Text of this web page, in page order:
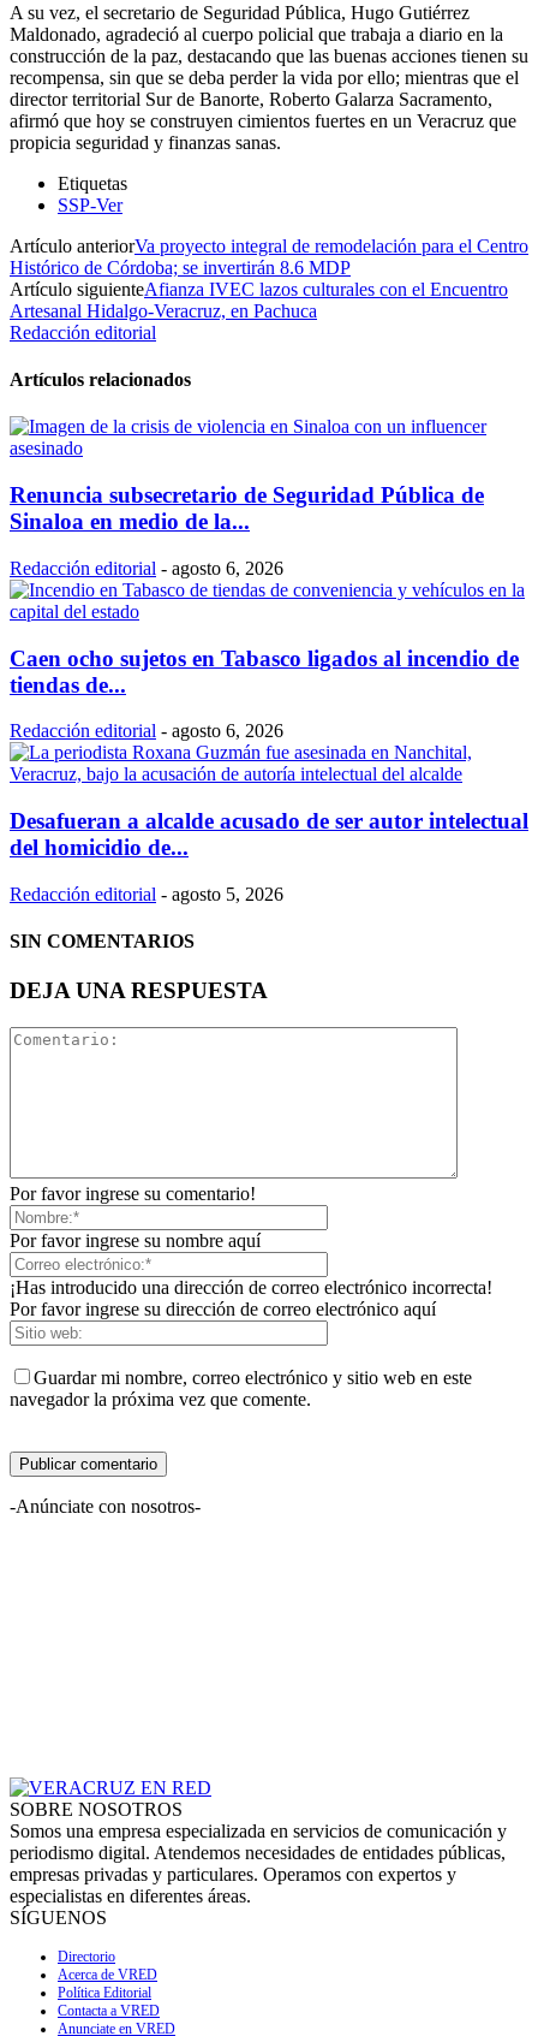
A su vez, el secretario de Seguridad Pública, Hugo Gutiérrez
Maldonado, agradeció al cuerpo policial que trabaja a diario en la
construcción de la paz, destacando que las buenas acciones tienen su
recompensa, sin que se deba perder la vida por ello; mientras que el
director territorial Sur de Banorte, Roberto Galarza Sacramento,
afirmó que hoy se construyen cimientos fuertes en un Veracruz que
propicia seguridad y finanzas sanas.
Etiquetas
SSP-Ver
Artículo anteriorVa proyecto integral de remodelación para el Centro
Histórico de Córdoba; se invertirán 8.6 MDP
Artículo siguienteAfianza IVEC lazos culturales con el Encuentro
Artesanal Hidalgo-Veracruz, en Pachuca
Redacción editorial
Artículos relacionados
Renuncia subsecretario de Seguridad Pública de
Sinaloa en medio de la...
Redacción editorial - agosto 6, 2026
Caen ocho sujetos en Tabasco ligados al incendio de
tiendas de...
Redacción editorial - agosto 6, 2026
Desafueran a alcalde acusado de ser autor intelectual
del homicidio de...
Redacción editorial - agosto 5, 2026
SIN COMENTARIOS
DEJA UNA RESPUESTA
Por favor ingrese su comentario!
Por favor ingrese su nombre aquí
¡Has introducido una dirección de correo electrónico incorrecta!
Por favor ingrese su dirección de correo electrónico aquí
Guardar mi nombre, correo electrónico y sitio web en este
navegador la próxima vez que comente.
-Anúnciate con nosotros-
SOBRE NOSOTROS
Somos una empresa especializada en servicios de comunicación y
periodismo digital. Atendemos necesidades de entidades públicas,
empresas privadas y particulares. Operamos con expertos y
especialistas en diferentes áreas.
SÍGUENOS
Directorio
Acerca de VRED
Política Editorial
Contacta a VRED
Anunciate en VRED